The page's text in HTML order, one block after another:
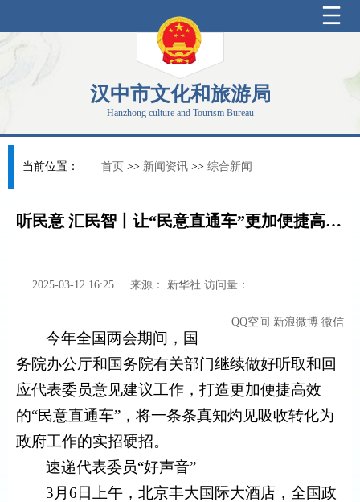
汉中市文化和旅游局
Hanzhong culture and Tourism Bureau
当前位置： 首页 >> 新闻资讯 >> 综合新闻
听民意 汇民智丨让“民意直通车”更加便捷高效——2025年旁听全国两会工作扫描
2025-03-12 16:25 来源： 新华社 访问量：
QQ空间 新浪微博 微信
今年全国两会期间，国
务院办公厅和国务院有关部门继续做好听取和回
应代表委员意见建议工作，打造更加便捷高效
的“民意直通车”，将一条条真知灼见吸收转化为
政府工作的实招硬招。
速递代表委员“好声音”
3月6日上午，北京丰大国际大酒店，全国政